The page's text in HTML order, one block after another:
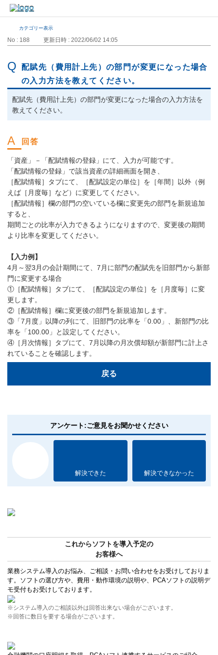
カテゴリー表示
No : 188 更新日時 : 2022/06/02 14:05
配賦先（費用計上先）の部門が変更になった場合
の入力方法を教えてください。
配賦先（費用計上先）の部門が変更になった場合の入力方法を
教えてください。
「資産」－「配賦情報の登録」にて、入力が可能です。
「配賦情報の登録」で該当資産の詳細画面を開き、
［配賦情報］タブにて、［配賦設定の単位］を［年間］以外（例
えば［月度毎］など）に変更してください。
［配賦情報］欄の部門の空いている欄に変更先の部門を新規追加
すると、
期間ごとの比率が入力できるようになりますので、変更後の期間
より比率を変更してください。
【入力例】
4月～翌3月の会計期間にて、7月に部門の配賦先を旧部門から新部
門に変更する場合
①［配賦情報］タブにて、［配賦設定の単位］を［月度毎］に変
更します。
②［配賦情報］欄に変更後の部門を新規追加します。
③「7月度」以降の列にて、旧部門の比率を「0.00」、新部門の比
率を「100.00」と設定してください。
④［月次情報］タブにて、7月以降の月次償却額が新部門に計上さ
れていることを確認します。
戻る
アンケート:ご意見をお聞かせください
解決できた 解決できなかった
これからソフトを導入予定の
お客様へ
業務システム導入のお悩み、ご相談・お問い合わせをお受けしておりま
す。ソフトの選び方や、費用・動作環境の説明や、PCAソフトの説明デ
モ受付もお受けしております。
※システム導入のご相談以外は回答出来ない場合がございます。
※回答に数日を要する場合がございます。